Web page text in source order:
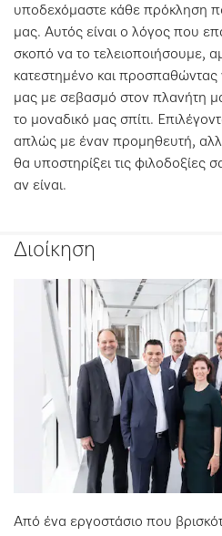
υποδεχόμαστε κάθε πρόκληση
μας. Αυτός είναι ο λόγος που
σκοπό να το τελειοποιήσουμε,
κατεστημένο και προσπαθώντας
μας με σεβασμό στον πλανήτη
το μοναδικό μας σπίτι.
απλώς με έναν προμηθευτή,
θα υποστηρίξει τις φιλοδοξίες
αν είναι.
Διοίκηση
Από ένα εργοστάσιο που